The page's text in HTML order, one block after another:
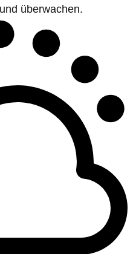
überwachen.